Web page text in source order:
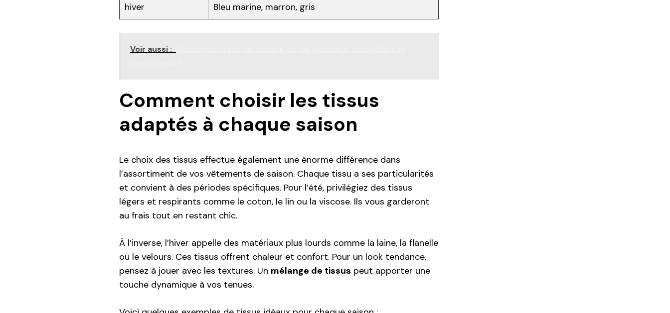
hiver Bleu marine, marron, gris
Voir aussi :
Comment choisir les tissus
adaptés à chaque saison
Le choix des tissus effectue également une énorme différence dans
l’assortiment de vos vêtements de saison. Chaque tissu a ses particularités
et convient à des périodes spécifiques. Pour l’été, privilégiez des tissus
légers et respirants comme le coton, le lin ou la viscose. Ils vous garderont
au frais tout en restant chic.
À l’inverse, l’hiver appelle des matériaux plus lourds comme la laine, la flanelle
ou le velours. Ces tissus offrent chaleur et confort. Pour un look tendance,
pensez à jouer avec les textures. Un mélange de tissus peut apporter une
touche dynamique à vos tenues.